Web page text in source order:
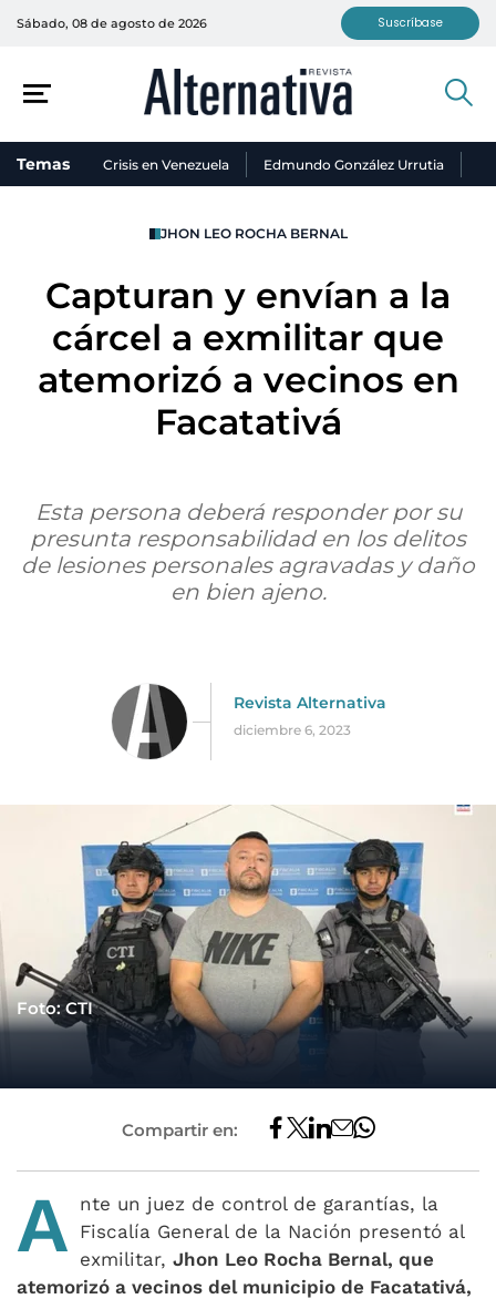
Sábado, 08 de agosto de 2026 Suscríbase
Temas Crisis en Venezuela Edmundo González Urrutia
JHON LEO ROCHA BERNAL
Capturan y envían a la
cárcel a exmilitar que
atemorizó a vecinos en
Facatativá
Esta persona deberá responder por su
presunta responsabilidad en los delitos
de lesiones personales agravadas y daño
en bien ajeno.
Revista Alternativa
diciembre 6, 2023
Foto: CTI
Compartir en:
A nte un juez de control de garantías, la
Fiscalía General de la Nación presentó al
exmilitar, Jhon Leo Rocha Bernal, que
atemorizó a vecinos del municipio de Facatativá,